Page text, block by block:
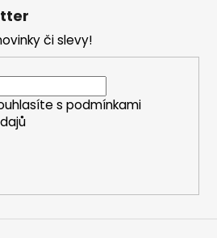
či slevy!
s podmínkami